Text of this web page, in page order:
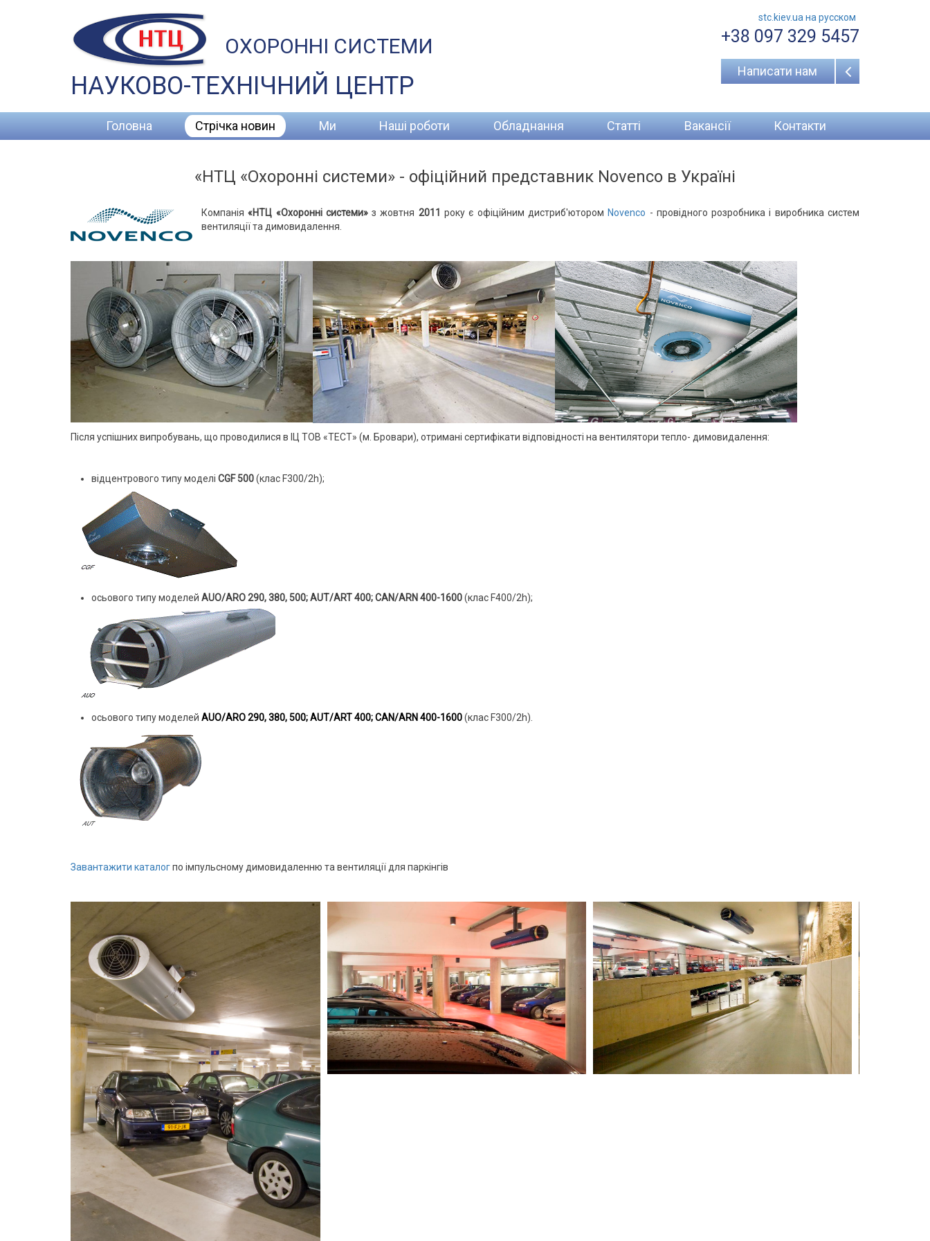
ОХОРОННІ СИСТЕМИ
НАУКОВО-ТЕХНІЧНИЙ ЦЕНТР
stc.kiev.ua на русcком
+38 097 329 5457
Написати нам
Головна Стрічка новин Ми Наші роботи Обладнання Статті Вакансії Контакти
«НТЦ «Охоронні системи» - офіційний представник Novenco в Україні
Компанія«НТЦ «Охоронні системи»з жовтня 2011 року є офіційним дистриб'ютором Novenco - провідного розробника і виробника систем
вентиляції та димовидалення.
Після успішних випробувань, що проводилися в ІЦ ТОВ «ТЕСТ» (м. Бровари), отримані сертифікати відповідності на вентилятори тепло- димовидалення:
відцентрового типу моделі CGF 500(клас F300/2h);
осьового типу моделей AUO/ARO 290, 380, 500; AUT/ART 400; CAN/ARN 400-1600(клас F400/2h);
осьового типу моделей AUO/ARO 290, 380, 500; AUT/ART 400; CAN/ARN 400-1600(клас F300/2h).
Завантажити каталогпо імпульсному димовидаленню та вентиляції для паркінгів